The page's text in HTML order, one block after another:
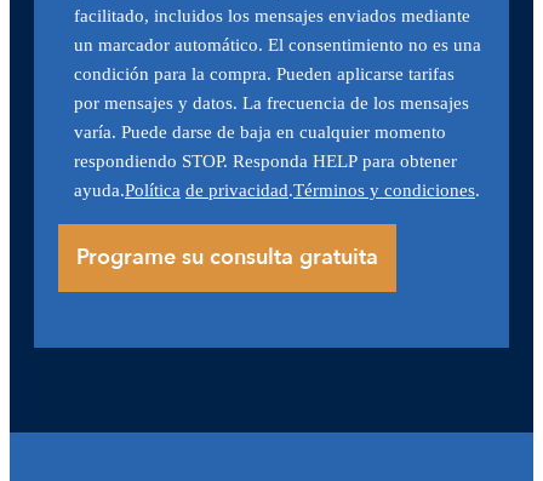
facilitado, incluidos los mensajes enviados mediante
un marcador automático. El consentimiento no es una
condición para la compra. Pueden aplicarse tarifas
por mensajes y datos. La frecuencia de los mensajes
varía. Puede darse de baja en cualquier momento
respondiendo STOP. Responda HELP para obtener
ayuda.Política de privacidad.Términos y condiciones.